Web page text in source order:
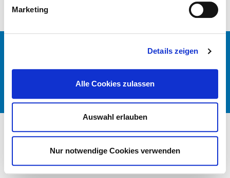
Marketing
Details zeigen
Alle Cookies zulassen
Auswahl erlauben
Nur notwendige Cookies verwenden
© DEUTSCHES KRANKENHAUS VERZEICHNIS 2026
DKTIG